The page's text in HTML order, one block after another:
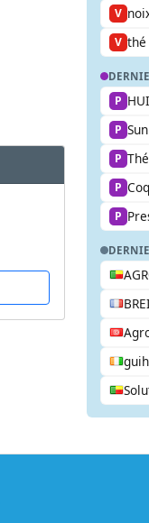
V
V thé
P
P
P
P
P